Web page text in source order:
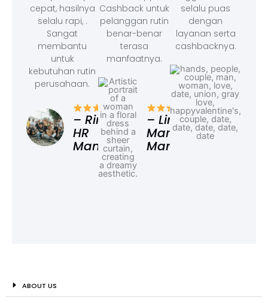
cepat, hasilnya
selalu rapi, .
Sangat
membantu
untuk
kebutuhan rutin
perusahaan.
– Rina,
HR
Manager
Cashback untuk
pelanggan rutin
benar-benar
terasa
manfaatnya.
– Linda,
Marketing
Manager
selalu puas
dengan
layanan serta
cashbacknya.
ABOUT US